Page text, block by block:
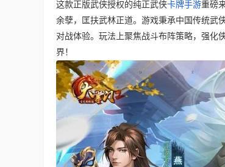
这款正版武侠授权的纯正武侠卡牌手游重磅
余孽，匡扶武林正道。游戏秉承中国传统武
对战体验。玩法上聚焦战斗布阵策略，强化
界！